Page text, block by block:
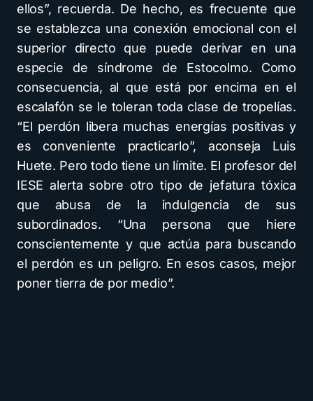
ellos”, recuerda. De hecho, es frecuente que
se establezca una conexión emocional con el
superior directo que puede derivar en una
especie de síndrome de Estocolmo. Como
consecuencia, al que está por encima en el
escalafón se le toleran toda clase de tropelías.
“El perdón libera muchas energías positivas y
es conveniente practicarlo”, aconseja Luis
Huete. Pero todo tiene un límite. El profesor del
IESE alerta sobre otro tipo de jefatura tóxica
que abusa de la indulgencia de sus
subordinados. “Una persona que hiere
conscientemente y que actúa para buscando
el perdón es un peligro. En esos casos, mejor
poner tierra de por medio”.